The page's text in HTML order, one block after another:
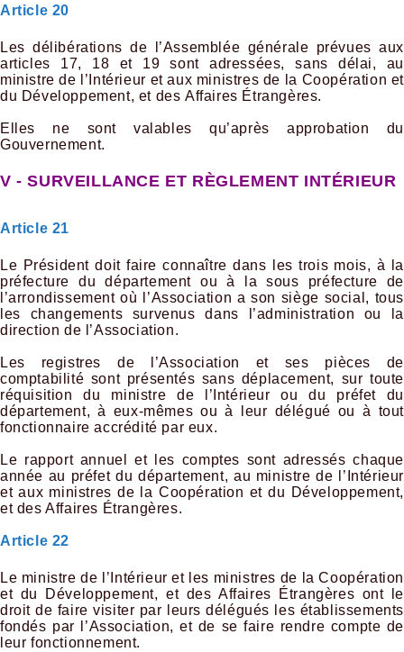
Article 20
Les délibérations de l’Assemblée générale prévues aux
articles 17, 18 et 19 sont adressées, sans délai, au
ministre de l’Intérieur et aux ministres de la Coopération et
du Développement, et des Affaires Étrangères.
Elles ne sont valables qu’après approbation du
Gouvernement.
V - SURVEILLANCE ET RÈGLEMENT INTÉRIEUR
Article 21
Le Président doit faire connaître dans les trois mois, à la
préfecture du département ou à la sous préfecture de
l’arrondissement où l’Association a son siège social, tous
les changements survenus dans l’administration ou la
direction de l’Association.
Les registres de l’Association et ses pièces de
comptabilité sont présentés sans déplacement, sur toute
réquisition du ministre de l’Intérieur ou du préfet du
département, à eux-mêmes ou à leur délégué ou à tout
fonctionnaire accrédité par eux.
Le rapport annuel et les comptes sont adressés chaque
année au préfet du département, au ministre de l’Intérieur
et aux ministres de la Coopération et du Développement,
et des Affaires Étrangères.
Article 22
Le ministre de l’Intérieur et les ministres de la Coopération
et du Développement, et des Affaires Étrangères ont le
droit de faire visiter par leurs délégués les établissements
fondés par l’Association, et de se faire rendre compte de
leur fonctionnement.